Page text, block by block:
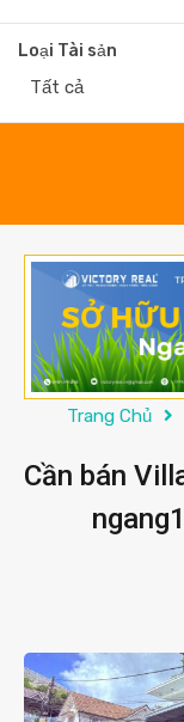
Loại Tài sản
Tất cả
Trang Chủ
Cần bán